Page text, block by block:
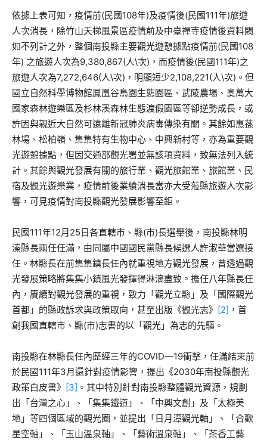
依據上表可知，疫情前(民國108年)及疫情後(民國111年)旅遊
人次消長，除竹山天梯風景區疫情前及中臺禪寺疫情後資料闕
如不列計之外，整個南投縣主要觀光遊憩據點疫情前(民國108
年) 之旅遊人次為9,380,867(人\次)，而疫情後(民國111年)之
旅遊人次為7,272,646(人\次)，明顯短少2,108,221(人\次)。但
國立自然科學博物館鳳凰谷鳥園生態園區、武陵農場、奧萬大
國家森林遊樂區及杉林溪森林生態渡假園區等卻逆勢成長，或
許因與親近大自然可遠離新冠肺炎病毒傳染有關。其餘如惠蓀
林場、松柏嶺、集集特有生物中心、中興新村等，亦為重要觀
光遊憩據點，但因交通部觀光署並無該項資料，致無法列入統
計。其餘與觀光發展有關的旅行業、觀光旅館業、旅館業、民
宿及觀光遊樂業，疫情前後業績消長當亦大受蒞縣旅遊人次影
響，可見疫情對南投縣觀光發展影響至鉅。
民國111年12月25日各直轄市、縣(市)長選舉後，南投縣林明
溱縣長兩任任滿，由同屬中國國民黨縣長候選人許淑華當選接
任。林縣長在前集集鎮長任內就重視地方觀光發展，曾透過觀
光發展策略將集集小鎮風光發揮得淋漓盡致。擔任八年縣長任
內，賡續對觀光發展的重視，致力「觀光立縣」及「國際觀光
首都」的縣政訴求與政策取向，甚至出版《觀光志》 [2] ，首
創我國直轄市、縣(市)志書的以「觀光」為志的先驅。
南投縣在林縣長任內歷經三年的COVID—19衝擊，任滿結束前
於民國111年3月還針對疫情影響，提出《2030年南投縣觀光
政策白皮書》 [3] 。其中特別針對南投縣整體觀光資源，規劃
出「台灣之心」、「集集鐵道」、「中興文創」及「太極美
地」等四個區域的觀光圈，並提出「日月潭觀光軸」、「合歡
星空軸」、「玉山溫泉軸」、「藝術溫泉軸」、「茶香工藝